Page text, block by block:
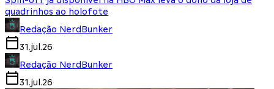
quadrinhos ao holofote
Redação NerdBunker
31.jul.26
Redação NerdBunker
31.jul.26